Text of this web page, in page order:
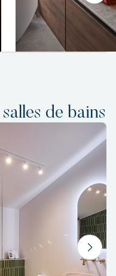
de bains